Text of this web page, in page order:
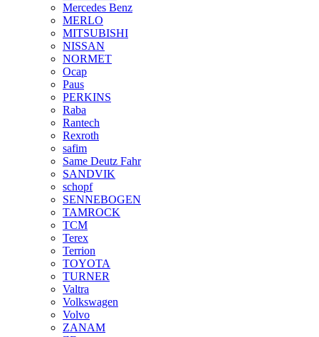
Mercedes Benz
MERLO
MITSUBISHI
NISSAN
NORMET
Ocap
Paus
PERKINS
Raba
Rantech
Rexroth
safim
Same Deutz Fahr
SANDVIK
schopf
SENNEBOGEN
TAMROCK
TCM
Terex
Terrion
TOYOTA
TURNER
Valtra
Volkswagen
Volvo
ZANAM